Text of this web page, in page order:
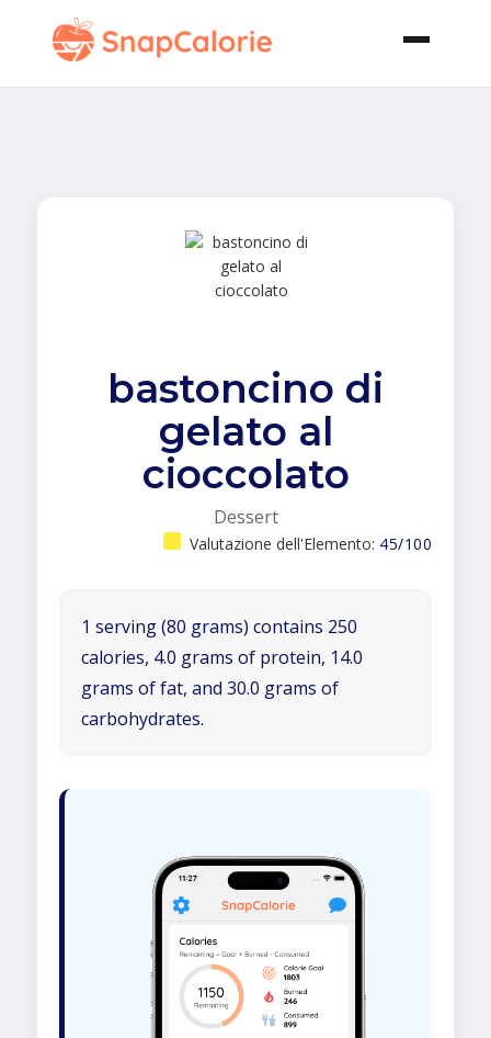
bastoncino di
gelato al
cioccolato
Dessert
Valutazione dell'Elemento: 45/100
1 serving (80 grams) contains 250
calories, 4.0 grams of protein, 14.0
grams of fat, and 30.0 grams of
carbohydrates.